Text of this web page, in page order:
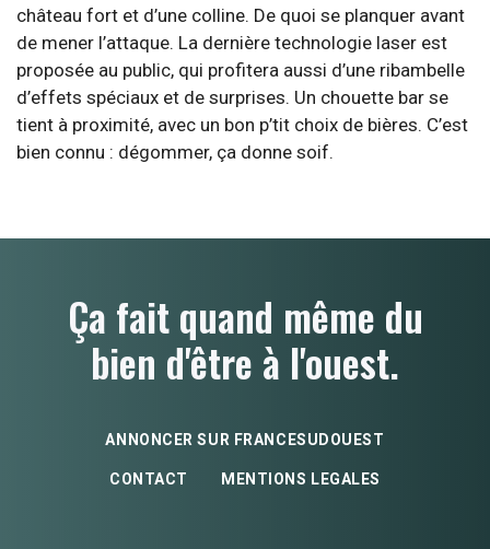
château fort et d’une colline. De quoi se planquer avant
de mener l’attaque. La dernière technologie laser est
proposée au public, qui profitera aussi d’une ribambelle
d’effets spéciaux et de surprises. Un chouette bar se
tient à proximité, avec un bon p’tit choix de bières. C’est
bien connu : dégommer, ça donne soif.
Ça fait quand même du
bien d'être à l'ouest.
ANNONCER SUR FRANCESUDOUEST
CONTACT MENTIONS LEGALES